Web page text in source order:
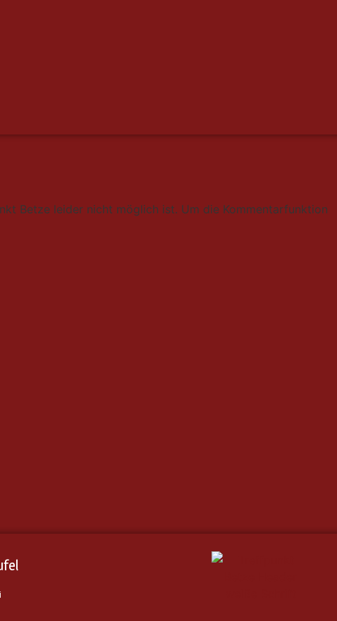
Betze leider nicht möglich ist. Um die Kommentarfunktion